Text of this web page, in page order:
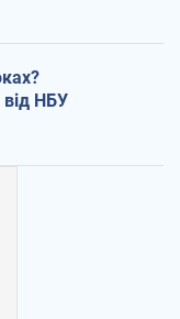
від НБУ